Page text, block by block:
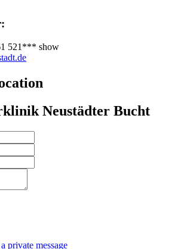
521*** show
Neustädter Bucht
private message